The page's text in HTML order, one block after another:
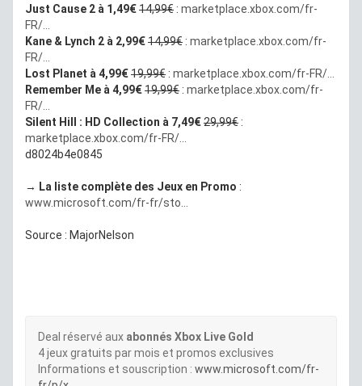
Just Cause 2 à 1,49€14,99€ : marketplace.xbox.com/fr-
FR/...
Kane & Lynch 2 à 2,99€14,99€ : marketplace.xbox.com/fr-
FR/...
Lost Planet à 4,99€19,99€ : marketplace.xbox.com/fr-FR/...
Remember Me à 4,99€19,99€ : marketplace.xbox.com/fr-
FR/...
Silent Hill : HD Collection à 7,49€29,99€ :
marketplace.xbox.com/fr-FR/...
d8024b4e0845
→ La liste complète des Jeux en Promo :
www.microsoft.com/fr-fr/sto...
Source : MajorNelson
Deal réservé aux abonnés Xbox Live Gold
4 jeux gratuits par mois et promos exclusives
Informations et souscription : www.microsoft.com/fr-